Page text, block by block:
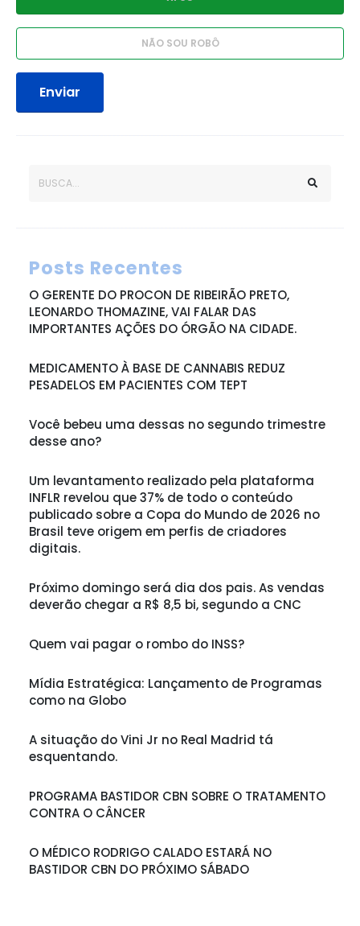
Enviar
Posts Recentes
O GERENTE DO PROCON DE RIBEIRÃO PRETO,
LEONARDO THOMAZINE, VAI FALAR DAS
IMPORTANTES AÇÕES DO ÓRGÃO NA CIDADE.
MEDICAMENTO À BASE DE CANNABIS REDUZ
PESADELOS EM PACIENTES COM TEPT
Você bebeu uma dessas no segundo trimestre
desse ano?
Um levantamento realizado pela plataforma
INFLR revelou que 37% de todo o conteúdo
publicado sobre a Copa do Mundo de 2026 no
Brasil teve origem em perfis de criadores
digitais.
Próximo domingo será dia dos pais. As vendas
deverão chegar a R$ 8,5 bi, segundo a CNC
Quem vai pagar o rombo do INSS?
Mídia Estratégica: Lançamento de Programas
como na Globo
A situação do Vini Jr no Real Madrid tá
esquentando.
PROGRAMA BASTIDOR CBN SOBRE O TRATAMENTO
CONTRA O CÂNCER
O MÉDICO RODRIGO CALADO ESTARÁ NO
BASTIDOR CBN DO PRÓXIMO SÁBADO